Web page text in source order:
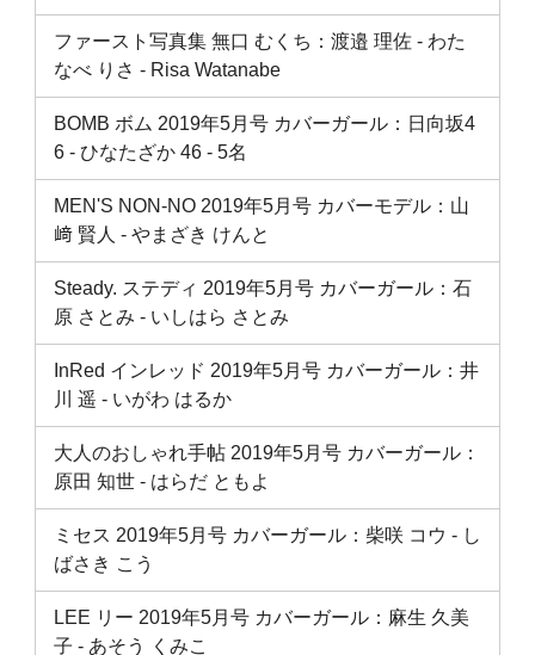
ファースト写真集 無口 むくち：渡邉 理佐 ‐ わた
なべ りさ ‐ Risa Watanabe
BOMB ボム 2019年5月号 カバーガール：日向坂4
6 ‐ ひなたざか 46 ‐ 5名
MEN'S NON-NO 2019年5月号 カバーモデル：山
﨑 賢人 ‐ やまざき けんと
Steady. ステディ 2019年5月号 カバーガール：石
原 さとみ ‐ いしはら さとみ
InRed インレッド 2019年5月号 カバーガール：井
川 遥 ‐ いがわ はるか
大人のおしゃれ手帖 2019年5月号 カバーガール：
原田 知世 ‐ はらだ ともよ
ミセス 2019年5月号 カバーガール：柴咲 コウ ‐ し
ばさき こう
LEE リー 2019年5月号 カバーガール：麻生 久美
子 ‐ あそう くみこ